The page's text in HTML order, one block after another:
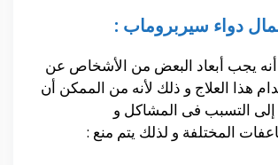
دواء سيربروماب :
يجب أبعاد البعض من الأشخاص عن
هذا العلاج و ذلك لأنه من الممكن أن
التسبب فى المشاكل و
المختلفة و لذلك يتم منع :